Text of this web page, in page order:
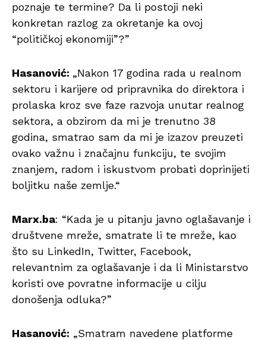
poznaje te termine? Da li postoji neki
konkretan razlog za okretanje ka ovoj
“političkoj ekonomiji”?”
Hasanović: „Nakon 17 godina rada u realnom
sektoru i karijere od pripravnika do direktora i
prolaska kroz sve faze razvoja unutar realnog
sektora, a obzirom da mi je trenutno 38
godina, smatrao sam da mi je izazov preuzeti
ovako važnu i značajnu funkciju, te svojim
znanjem, radom i iskustvom probati doprinijeti
boljitku naše zemlje.“
Marx.ba: “Kada je u pitanju javno oglašavanje i
društvene mreže, smatrate li te mreže, kao
što su LinkedIn, Twitter, Facebook,
relevantnim za oglašavanje i da li Ministarstvo
koristi ove povratne informacije u cilju
donošenja odluka?”
Hasanović: „Smatram navedene platforme